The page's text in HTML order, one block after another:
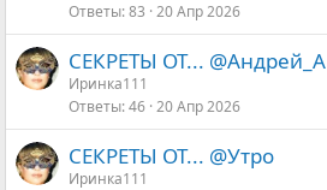
Ответы 83 20 Апр 2026
СЕКРЕТЫ ОТ... @Андрей_А
Иринка111
Ответы 46 20 Апр 2026
СЕКРЕТЫ ОТ... @Утро
Иринка111